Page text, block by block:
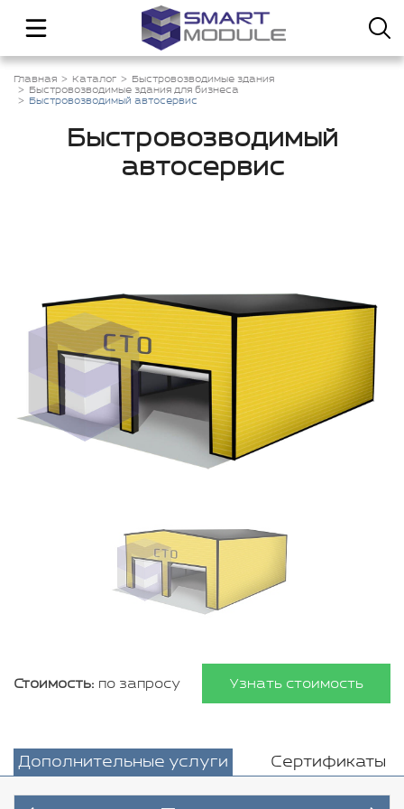
Главная Каталог
Быстровозводимые здания
Быстровозводимые здания для бизнеса
Быстровозводимый автосервис
Быстровозводимый
автосервис
Стоимость: по запросу Узнать стоимость
Дополнительные услуги Сертификаты